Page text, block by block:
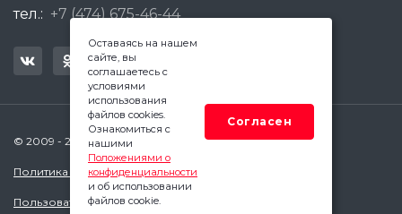
тел.: +7 (474) 675-46-44
© 2009 - 2026 Квадратный Метр - Липецк
Политика конфиденциальности
Пользовательское соглашение
Оставаясь на нашем
сайте, вы
соглашаетесь с
условиями
использования
файлов cookies.
Ознакомиться с
нашими
Положениями о
конфиденциальности
и об использовании
файлов cookie.
Согласен